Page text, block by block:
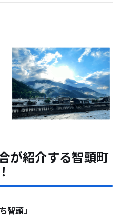
が紹介する智頭町
智頭」